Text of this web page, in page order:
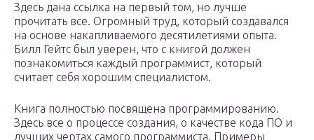
Здесь дана ссылка на первый том, но лучше
прочитать все. Огромный труд, который создавался
на основе накапливаемого десятилетиями опыта.
Билл Гейтс был уверен, что с книгой должен
познакомиться каждый программист, который
считает себя хорошим специалистом.
Книга полностью посвящена программированию.
Здесь все о процессе создания, о качестве кода ПО и
лучших чертах самого программиста. Примеры